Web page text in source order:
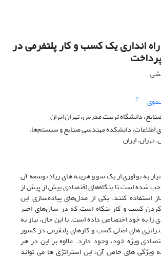
انداری یک کسب و کار پلتفرمی در
2
دانشگاه تربیت مدرس، تهران ایران
اطلاعات، دانشکده مهندسی صنایع و سیستم‌ها،
ایران
به نوآوری از یک سو و هزینه های زیاد توسعه آن
شده است تا بنگاه‌های اقتصادی بیش از پیش از
استفاده کنند. یکی از مدل‌های پیاده‌سازی این
کسب و کار بنگاه است که در سال‌های اخیر
به خود اختصاص داده است. با این حال، نیاز به
های اصلی کسب و کارهای پلتفرمی در کشور
ویژه خود، وجود دارد. علاوه بر این در هر
ویژگی های خاص آن، این استراتژی ها می تواند